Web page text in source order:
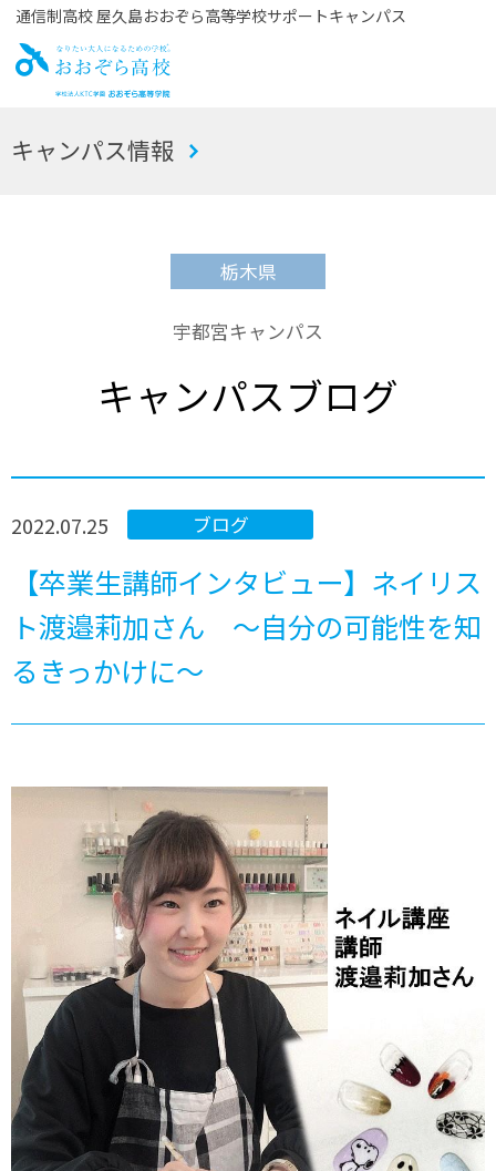
通信制高校 屋久島おおぞら高等学校サポートキャンパス
お
キャンパス情報
栃木県
宇都宮キャンパス
キャンパスブログ
ブログ
2022.07.25
【卒業生講師インタビュー】ネイリス
ト渡邉莉加さん ～自分の可能性を知
るきっかけに～